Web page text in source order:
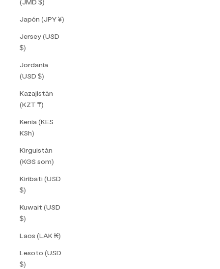
Japón (JPY ¥)
Jersey (USD
$)
Jordania
(USD $)
Kazajistán
(KZT ₸)
Kenia (KES
KSh)
Kirguistán
(KGS som)
Kiribati (USD
$)
Kuwait (USD
$)
Laos (LAK ₭)
Lesoto (USD
$)